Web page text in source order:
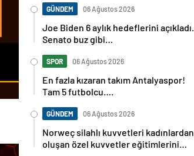
GÜNDEM 06 Ağustos 2026
Joe Biden 6 aylık hedeflerini açıkladı.
Senato buz gibi…
SPOR 06 Ağustos 2026
En fazla kızaran takım Antalyaspor!
Tam 5 futbolcu….
GÜNDEM 06 Ağustos 2026
Norweç silahlı kuvvetleri kadınlardan
oluşan özel kuvvetler eğitimlerini